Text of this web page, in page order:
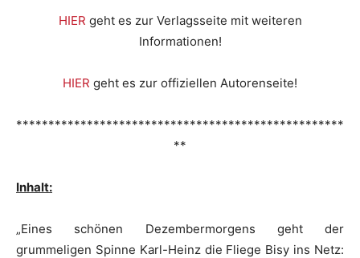
HIER geht es zur Verlagsseite mit weiteren
Informationen!
HIER geht es zur offiziellen Autorenseite!
***************************************************
**
Inhalt:
„Eines schönen Dezembermorgens geht der
grummeligen Spinne Karl-Heinz die Fliege Bisy ins Netz: